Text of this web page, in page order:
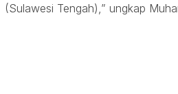
(Sulawesi Tengah),” ungkap